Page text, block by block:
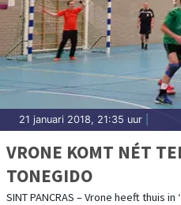
21 januari 2018, 21:35 uur
VRONE KOMT NÉT
TONEGIDO
SINT PANCRAS – Vrone heeft thuis